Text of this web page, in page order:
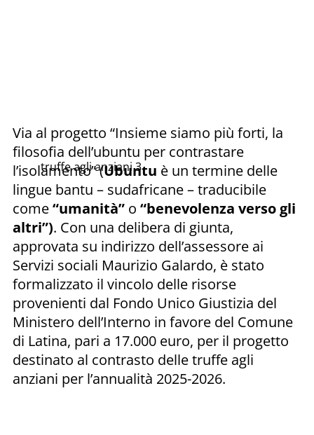
truffe agli anziani 3
Via al progetto “Insieme siamo più forti, la
filosofia dell’ubuntu per contrastare
l’isolamento” (Ubuntu è un termine delle
lingue bantu – sudafricane – traducibile
come“umanità” o “benevolenza verso gli
altri”). Con una delibera di giunta,
approvata su indirizzo dell’assessore ai
Servizi sociali Maurizio Galardo, è stato
formalizzato il vincolo delle risorse
provenienti dal Fondo Unico Giustizia del
Ministero dell’Interno in favore del Comune
di Latina, pari a 17.000 euro, per il progetto
destinato al contrasto delle truffe agli
anziani per l’annualità 2025-2026.